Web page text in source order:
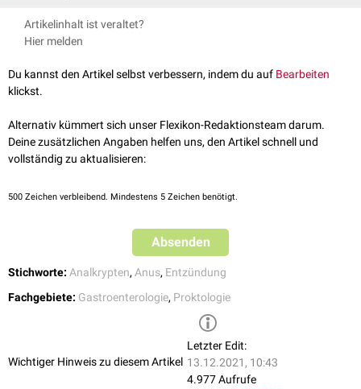
Therapeutisch ist entweder ein Versuch mit entzündungs- und
schmerzhemmenden
Ausschneidung ( Kryptektomie indiziert
Artikelinhalt ist veraltet?
Hier melden
Du kannst den Artikel selbst verbessern, indem du auf Bearbeiten
klickst.
Alternativ kümmert sich unser Flexikon-Redaktionsteam darum.
Deine zusätzlichen Angaben helfen uns, den Artikel schnell und
vollständig zu aktualisieren:
500 Zeichen verbleibend. Mindestens 5 Zeichen benötigt.
Absenden
Stichworte: Analkrypten, Anus, Entzündung
Fachgebiete: Gastroenterologie, Proktologie
Wichtiger Hinweis zu diesem Artikel
Letzter Edit:
13.12.2021, 10:43
4.977 Aufrufe